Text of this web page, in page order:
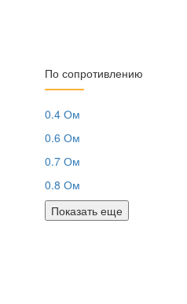
По сопротивлению
0.4 Ом
0.6 Ом
0.7 Ом
0.8 Ом
Показать еще